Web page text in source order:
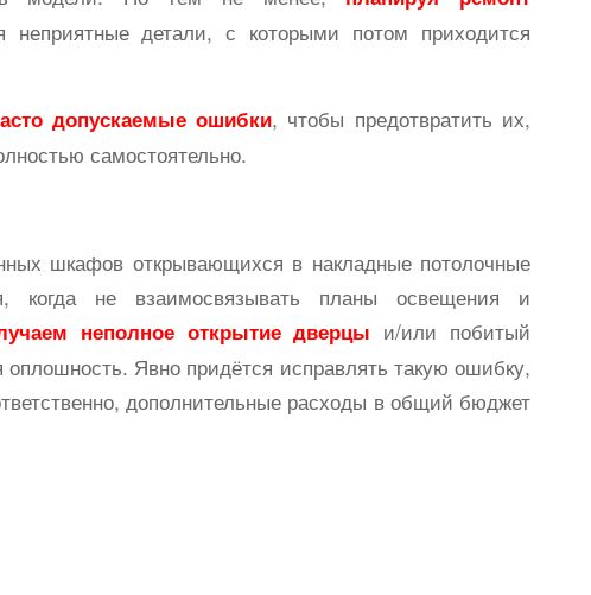
неприятные детали, с которыми потом приходится
допускаемые ошибки, чтобы предотвратить их,
самостоятельно.
шкафов открывающихся в накладные потолочные
когда не взаимосвязывать планы освещения и
неполное открытие дверцы и/или побитый
оплошность. Явно придётся исправлять такую ошибку,
дополнительные расходы в общий бюджет